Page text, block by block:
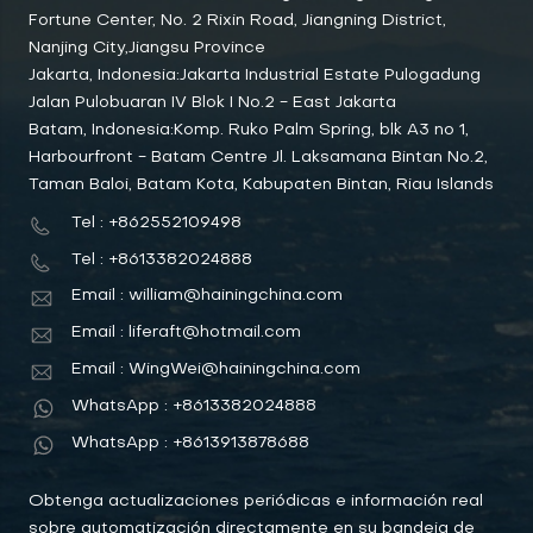
Fortune Center, No. 2 Rixin Road, Jiangning District,
Nanjing City,Jiangsu Province
Jakarta, Indonesia:Jakarta Industrial Estate Pulogadung
Jalan Pulobuaran IV Blok I No.2 - East Jakarta
Batam, Indonesia:Komp. Ruko Palm Spring, blk A3 no 1,
Harbourfront - Batam Centre Jl. Laksamana Bintan No.2,
Taman Baloi, Batam Kota, Kabupaten Bintan, Riau Islands
Tel : +862552109498
Tel : +8613382024888
Email : william@hainingchina.com
Email : liferaft@hotmail.com
Email : WingWei@hainingchina.com
WhatsApp : +8613382024888
WhatsApp : +8613913878688
Obtenga actualizaciones periódicas e información real
sobre automatización directamente en su bandeja de